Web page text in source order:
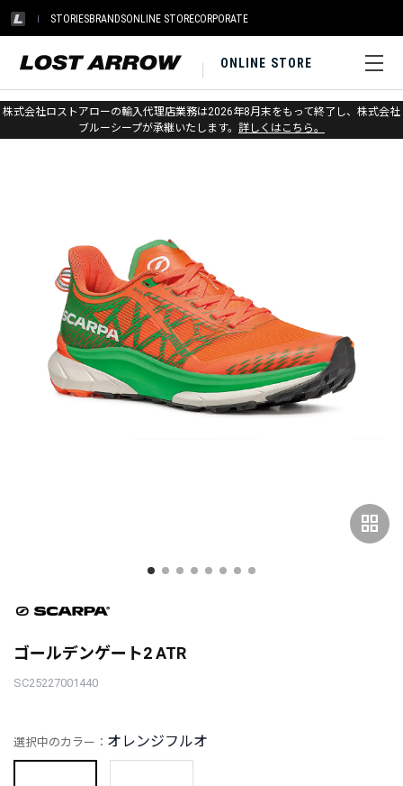
STORIESBRANDSONLINE STORECORPORATE
ONLINE STORE
株式会社ロストアローの輸入代理店業務は2026年8月末をもって終了し、株式会社
ブルーシープが承継いたします。 詳しくはこちら。
ホーム > スカルパ > トレイルランニング
grid_view
ゴールデンゲート2 ATR
SC25227001440
選択中のカラー： オレンジフルオ